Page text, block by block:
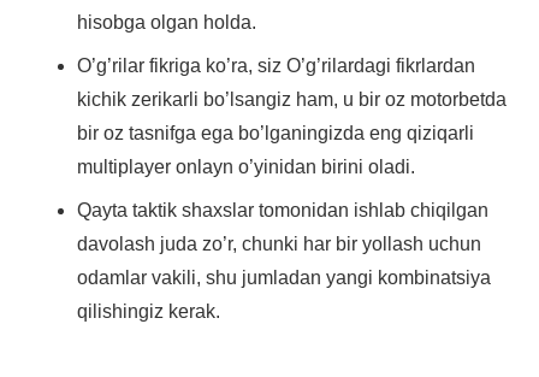
hisobga olgan holda.
O’g’rilar fikriga ko’ra, siz O’g’rilardagi fikrlardan
kichik zerikarli bo’lsangiz ham, u bir oz motorbetda
bir oz tasnifga ega bo’lganingizda eng qiziqarli
multiplayer onlayn o’yinidan birini oladi.
Qayta taktik shaxslar tomonidan ishlab chiqilgan
davolash juda zo’r, chunki har bir yollash uchun
odamlar vakili, shu jumladan yangi kombinatsiya
qilishingiz kerak.